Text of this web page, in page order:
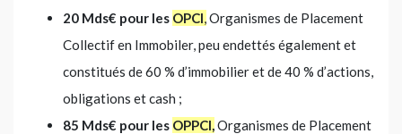
20 Mds€ pour les OPCI,Organismes de Placement
Collectif en Immobiler, peu endettés également et
constitués de 60 % d’immobilier et de 40 % d’actions,
obligations et cash ;
85 Mds€ pour les OPPCI,Organismes de Placement